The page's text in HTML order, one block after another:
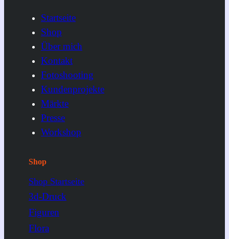
Startseite
Shop
Über mich
Kontakt
Fotoshooting
Kundenprojekte
Märkte
Presse
Workshop
Shop
Shop Startseite
3d-Druck
Figuren
Flora